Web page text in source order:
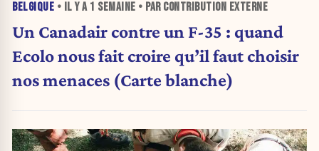
BELGIQUE • IL Y A 1 SEMAINE • PAR CONTRIBUTION EXTERNE
Un Canadair contre un F-35 : quand
Ecolo nous fait croire qu’il faut choisir
nos menaces (Carte blanche)